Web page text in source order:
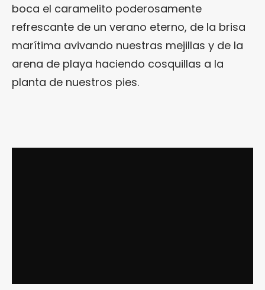
boca el caramelito poderosamente
refrescante de un verano eterno, de la brisa
marítima avivando nuestras mejillas y de la
arena de playa haciendo cosquillas a la
planta de nuestros pies.